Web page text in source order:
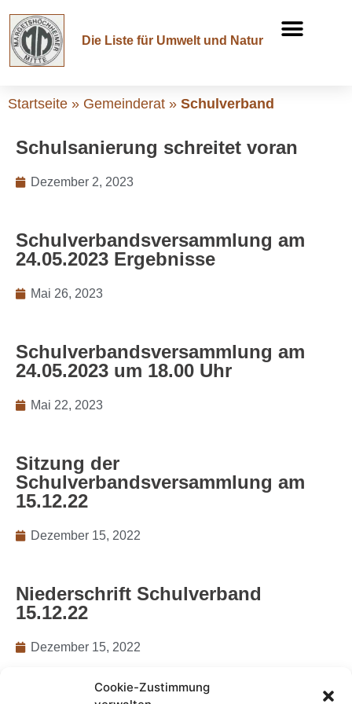
Cookie-Zustimmung
Die Liste für Umwelt und Natur
Startseite » Gemeinderat » Schulverband
Schulsanierung schreitet voran
Dezember 2, 2023
Schulverbandsversammlung am
24.05.2023 Ergebnisse
Mai 26, 2023
Schulverbandsversammlung am
24.05.2023 um 18.00 Uhr
Mai 22, 2023
Sitzung der
Schulverbandsversammlung am
15.12.22
Dezember 15, 2022
Niederschrift Schulverband
15.12.22
Dezember 15, 2022